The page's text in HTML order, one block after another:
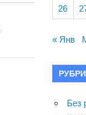
26
« Янв
Без